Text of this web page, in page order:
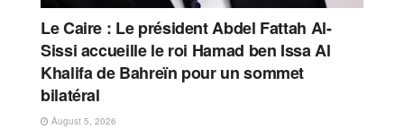
Le Caire : Le président Abdel Fattah Al-
Sissi accueille le roi Hamad ben Issa Al
Khalifa de Bahreïn pour un sommet
bilatéral
August 5, 2026